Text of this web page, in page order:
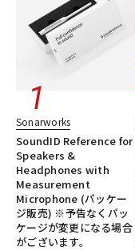
Sonarworks
SoundID Reference for
Speakers &
Headphones with
Measurement
Microphone (パッケー
ジ販売) ※予告なくパッ
ケージが変更になる場合
がございます。